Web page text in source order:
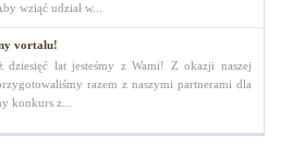
wziąć udział w...
vortalu!
lat jesteśmy z Wami! Z okazji naszej
razem z naszymi partnerami dla
konkurs z...